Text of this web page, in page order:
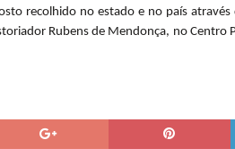
recolhido no estado e no país através
Rubens de Mendonça, no Centro